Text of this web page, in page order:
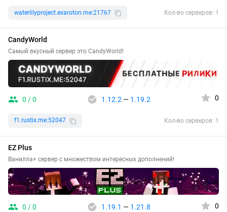
waterlilyproject.exaroton.me:21767 Кол-во серверов: 1
CandyWorld
Самый вкусный сервер это CandyWorld!
0 / 0 1.12.2 — 1.19.2 0
f1.rustix.me:52047 Кол-во серверов: 1
EZ Plus
Ванилла+ сервер с множеством интересных дополнений!
0 / 0 1.19.1 — 1.21.8 0